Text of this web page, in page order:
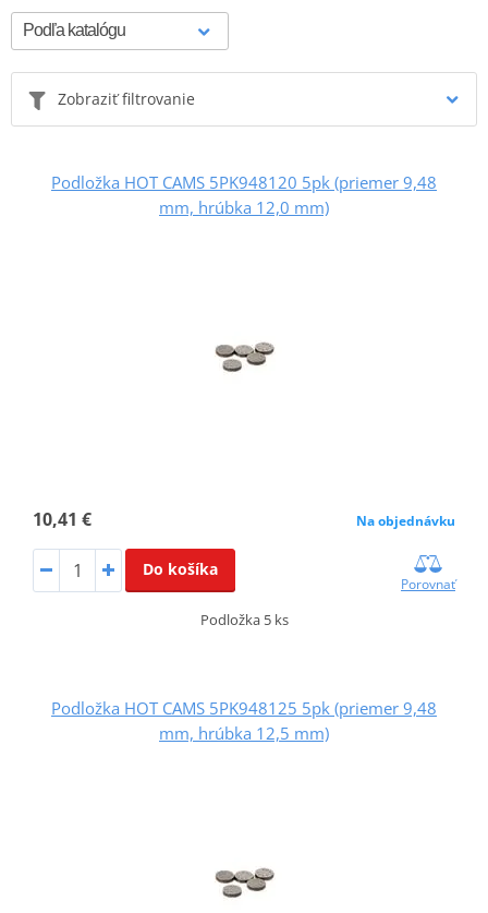
Zobraziť filtrovanie
Podložka HOT CAMS 5PK948120 5pk (priemer 9,48
mm, hrúbka 12,0 mm)
10,41 € Na objednávku
Do košíka
Porovnať
Podložka 5 ks
Podložka HOT CAMS 5PK948125 5pk (priemer 9,48
mm, hrúbka 12,5 mm)